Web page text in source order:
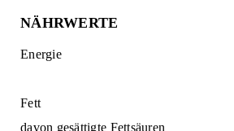
NÄHRWERTE
Energie
Fett
davon gesättigte Fettsäuren